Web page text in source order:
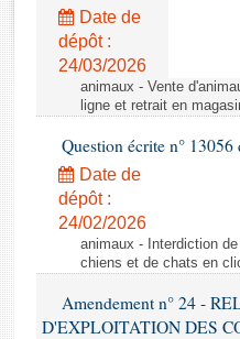
Rapports législatifs
Rapports sur l'application des
Baromètre de l’application
Dossiers législatifs
Budget et sécurité sociale
Questions écrites et orales
Comptes rendus des débats
Date de
dépôt :
24/03/2026
animaux - Vente
ligne et retrait en
Question écrite n°
Date de
dépôt :
24/02/2026
animaux - Interdiction
chiens et de chats en
Amendement n° 24 -
D'EXPLOITATION DES